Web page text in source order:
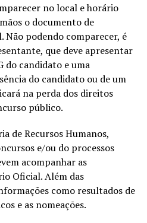
no local e horário
o documento de
Não podendo comparecer, é
que deve apresentar
do candidato e uma
do candidato ou de um
na perda dos direitos
público.
de Recursos Humanos,
e/ou do processos
acompanhar as
Oficial. Além das
como resultados de
e as nomeações.